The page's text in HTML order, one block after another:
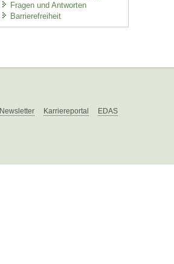
Fragen und Antworten
Barrierefreiheit
Newsletter Karriereportal EDAS